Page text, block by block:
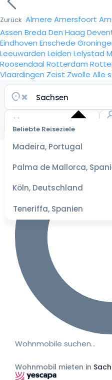
Zurück Almere Amersfoort
Assen Breda Den Haag
Eindhoven Enschede
Leeuwarden Leiden Lelystad
Roosendaal Rotterdam
Vlaardingen Zeist Zwolle Alle
Beliebte Reiseziele
Madeira, Portugal
Palma de Mallorca,
Köln, Deutschland
Teneriffa, Spanien
Wähle
Datum
für die
besten
Preise
Wohnmobile suchen…
Wohnmobil mieten in